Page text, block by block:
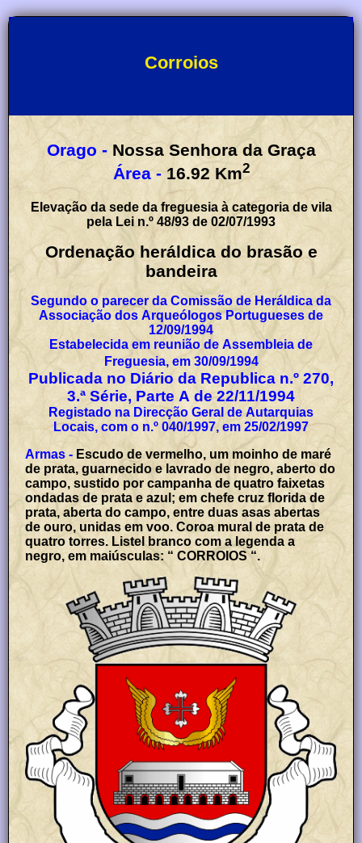
Corroios
Orago - Nossa Senhora da Graça
Área - 16.92 Km2
Elevação da sede da freguesia à categoria de vila
pela Lei n.º 48/93 de 02/07/1993
Ordenação heráldica do brasão e
bandeira
Segundo o parecer da Comissão de Heráldica da
Associação dos Arqueólogos Portugueses de
12/09/1994
Estabelecida em reunião de Assembleia de
Freguesia, em 30/09/1994
Publicada no Diário da Republica n.º 270,
3.ª Série, Parte A de 22/11/1994
Registado na Direcção Geral de Autarquias
Locais, com o n.º 040/1997, em 25/02/1997
Armas - Escudo de vermelho, um moinho de maré
de prata, guarnecido e lavrado de negro, aberto do
campo, sustido por campanha de quatro faixetas
ondadas de prata e azul; em chefe cruz florida de
prata, aberta do campo, entre duas asas abertas
de ouro, unidas em voo. Coroa mural de prata de
quatro torres. Listel branco com a legenda a
negro, em maiúsculas: “ CORROIOS “.